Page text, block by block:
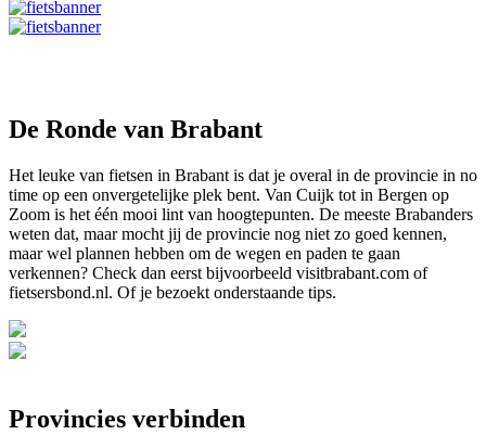
De Ronde van Brabant
Het leuke van fietsen in Brabant is dat je overal in de provincie in no
time op een onvergetelijke plek bent. Van Cuijk tot in Bergen op
Zoom is het één mooi lint van hoogtepunten. De meeste Brabanders
weten dat, maar mocht jij de provincie nog niet zo goed kennen,
maar wel plannen hebben om de wegen en paden te gaan
verkennen? Check dan eerst bijvoorbeeld visitbrabant.com of
fietsersbond.nl. Of je bezoekt onderstaande tips.
Provincies verbinden